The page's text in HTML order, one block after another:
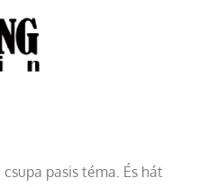
pasis téma. És hát